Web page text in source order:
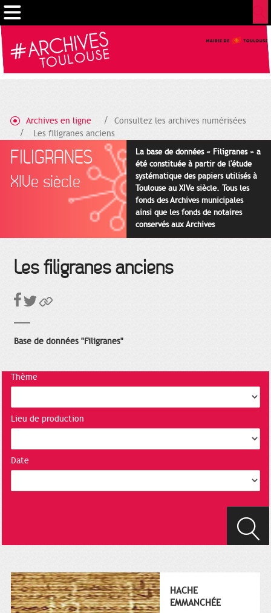
Archives en ligne
Consultez les archives numérisées
Les filigranes anciens
FILIGRANES
XIVe siècle
La base de données « Filigranes » a
été constituée à partir de l'étude
systématique des papiers utilisés à
Toulouse au XIVe siècle. Tous les
fonds des Archives municipales
ainsi que les fonds de notaires
conservés aux Archives
départementales pour cette
Les filigranes anciens
Base de données "Filigranes"
Thème
Lieu de production
Date
HACHE
EMMANCHÉE
Gestion de vos préférences sur les cookies